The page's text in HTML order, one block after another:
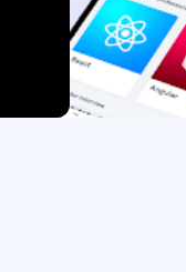
台為您構建一個全